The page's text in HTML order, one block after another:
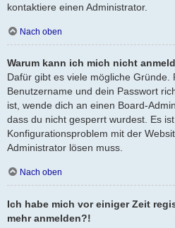
kontaktiere einen Administrator.
Nach oben
Warum kann ich mich nicht
Dafür gibt es viele mögliche Gründe.
Benutzername und dein Passwort
ist, wende dich an einen Board-
dass du nicht gesperrt wurdest. Es
Konfigurationsproblem mit der
Administrator lösen muss.
Nach oben
Ich habe mich vor einiger Zeit
mehr anmelden?!